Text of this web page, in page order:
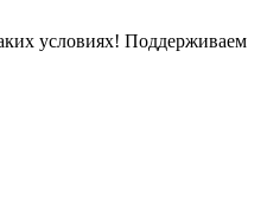
условиях! Поддерживаем